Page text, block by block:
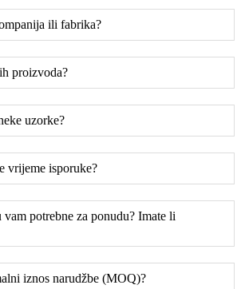
ili fabrika?
proizvoda?
uzorke?
vrijeme isporuke?
potrebne za ponudu? Imate li
iznos narudžbe (MOQ)?